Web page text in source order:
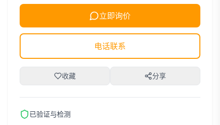
立即询价
电话联系
收藏 分享
已验证与检测